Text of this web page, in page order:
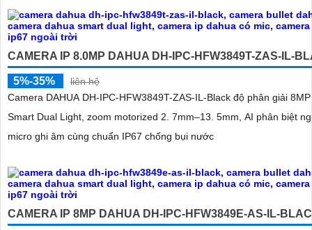
CAMERA IP 8.0MP DAHUA DH-IPC-HFW3849T-ZAS-IL-
5%-35%
liên hệ
Camera DAHUA DH-IPC-HFW3849T-ZAS-IL-Black độ phân giải
Smart Dual Light, zoom motorized 2. 7mm–13. 5mm, AI phân biệt
micro ghi âm cùng chuẩn IP67 chống bụi nước
CAMERA IP 8MP DAHUA DH-IPC-HFW3849E-AS-IL-